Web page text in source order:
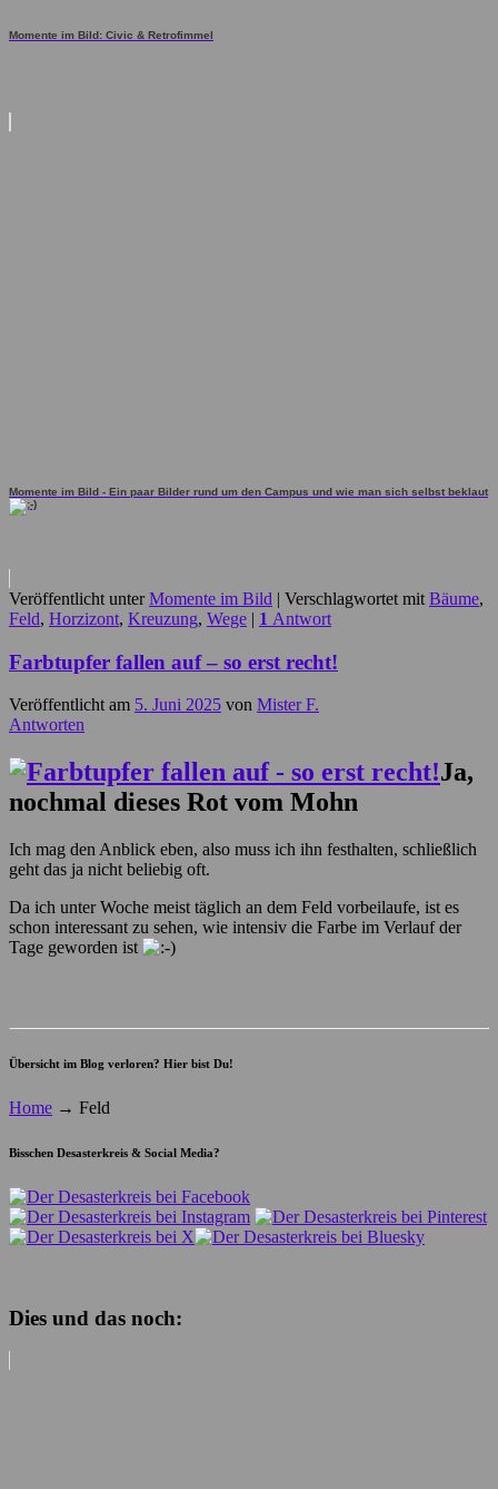
Momente im Bild: Civic & Retrofimmel
Momente im Bild - Ein paar Bilder rund um den Campus und wie man sich selbst beklaut
Veröffentlicht unter Momente im Bild | Verschlagwortet mit Bäume,
Feld, Horzizont, Kreuzung, Wege | 1 Antwort
Farbtupfer fallen auf – so erst recht!
Veröffentlicht am 5. Juni 2025 von Mister F.
Antworten
Ja,
nochmal dieses Rot vom Mohn
Ich mag den Anblick eben, also muss ich ihn festhalten, schließlich
geht das ja nicht beliebig oft.
Da ich unter Woche meist täglich an dem Feld vorbeilaufe, ist es
schon interessant zu sehen, wie intensiv die Farbe im Verlauf der
Tage geworden ist
Übersicht im Blog verloren? Hier bist Du!
Home → Feld
Bisschen Desasterkreis & Social Media?
Dies und das noch: